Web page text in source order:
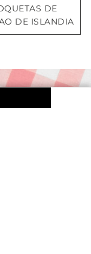
DE
DE ISLANDIA